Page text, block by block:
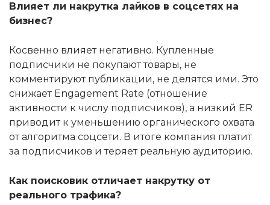
Влияет ли накрутка лайков в соцсетях на
бизнес?
Косвенно влияет негативно. Купленные
подписчики не покупают товары, не
комментируют публикации, не делятся ими. Это
снижает Engagement Rate (отношение
активности к числу подписчиков), а низкий ER
приводит к уменьшению органического охвата
от алгоритма соцсети. В итоге компания платит
за подписчиков и теряет реальную аудиторию.
Как поисковик отличает накрутку от
реального трафика?